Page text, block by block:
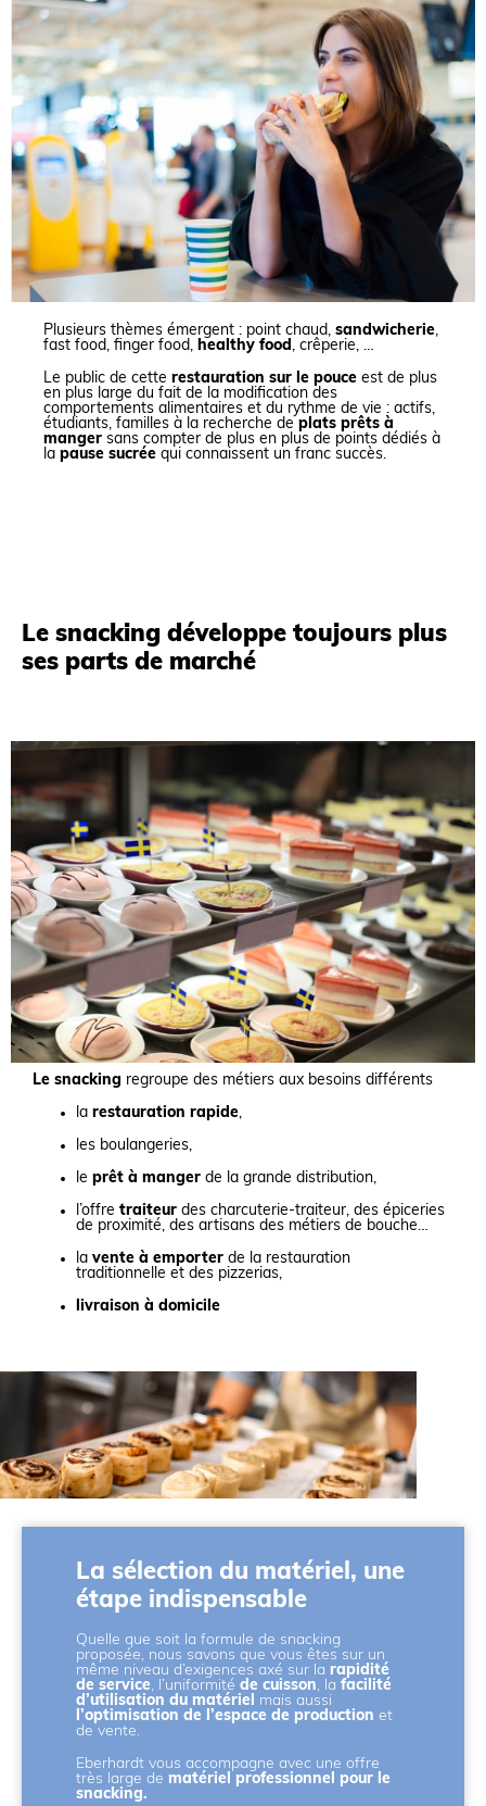
Plusieurs thèmes émergent : point chaud, sandwicherie,
fast food, finger food, healthy food , crêperie, …
Le public de cette restauration sur le pouce est de plus
en plus large du fait de la modification des
comportements alimentaires et du rythme de vie : actifs,
étudiants, familles à la recherche de plats prêts à
manger sans compter de plus en plus de points dédiés à
la pause sucrée qui connaissent un franc succès.
Le snacking développe toujours plus
ses parts de marché
Le snacking regroupe des métiers aux besoins différents
la restauration rapide,
les boulangeries,
le prêt à manger de la grande distribution,
l’offre traiteur des charcuterie-traiteur, des épiceries
de proximité, des artisans des métiers de bouche…
la vente à emporter de la restauration
traditionnelle et des pizzerias,
livraison à domicile
La sélection du matériel, une
étape indispensable
Quelle que soit la formule de snacking
proposée, nous savons que vous êtes sur un
même niveau d’exigences axé sur la rapidité
de service, l’uniformité de cuisson, la facilité
d’utilisation du matériel
mais aussi
l’optimisation de l’espace de production et
de vente.
Eberhardt vous accompagne avec une offre
très large de matériel professionnel pour le
snacking.